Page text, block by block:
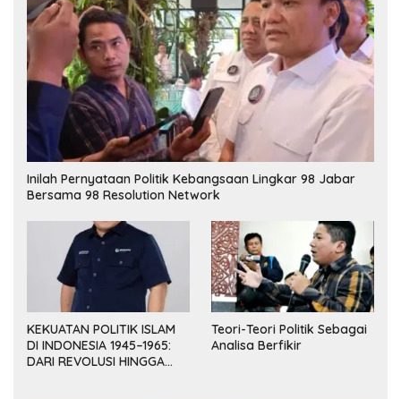
Inilah Pernyataan Politik Kebangsaan Lingkar 98 Jabar
Bersama 98 Resolution Network
KEKUATAN POLITIK ISLAM
DI INDONESIA 1945–1965:
DARI REVOLUSI HINGGA
Teori-Teori Politik Sebagai
Analisa Berfikir